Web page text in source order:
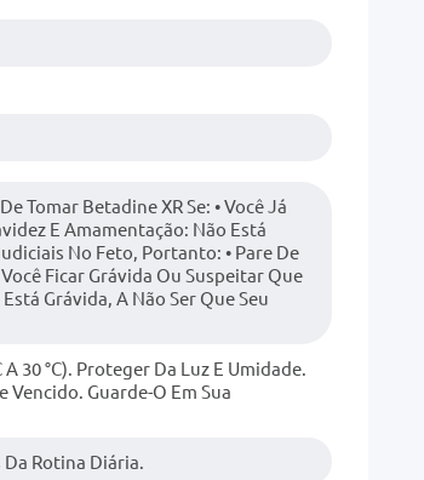
Tomar Betadine XR Se: • Você Já
E Amamentação: Não Está
No Feto, Portanto: • Pare De
Ficar Grávida Ou Suspeitar Que
Grávida, A Não Ser Que Seu
30 °C). Proteger Da Luz E Umidade.
Vencido. Guarde-O Em Sua
Rotina Diária.